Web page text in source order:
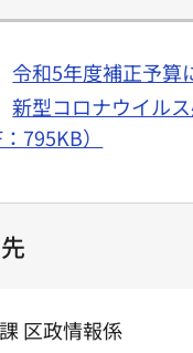
令和5年度補正予算
新型コロナウイル
795KB）
区政情報係